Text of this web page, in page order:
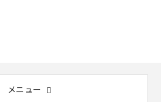
メニュー